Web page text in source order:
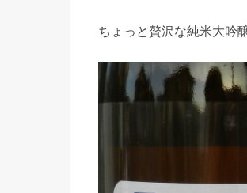
ちょっと贅沢な純米大吟